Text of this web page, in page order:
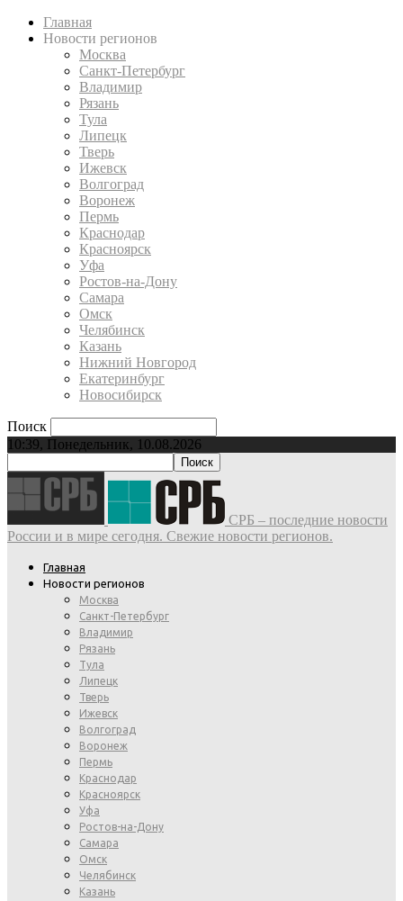
Главная
Новости регионов
Москва
Санкт-Петербург
Владимир
Рязань
Тула
Липецк
Тверь
Ижевск
Волгоград
Воронеж
Пермь
Краснодар
Красноярск
Уфа
Ростов-на-Дону
Самара
Омск
Челябинск
Казань
Нижний Новгород
Екатеринбург
Новосибирск
Поиск
10:39, Понедельник, 10.08.2026
СРБ – последние новости
России и в мире сегодня. Свежие новости регионов.
Главная
Новости регионов
Москва
Санкт-Петербург
Владимир
Рязань
Тула
Липецк
Тверь
Ижевск
Волгоград
Воронеж
Пермь
Краснодар
Красноярск
Уфа
Ростов-на-Дону
Самара
Омск
Челябинск
Казань